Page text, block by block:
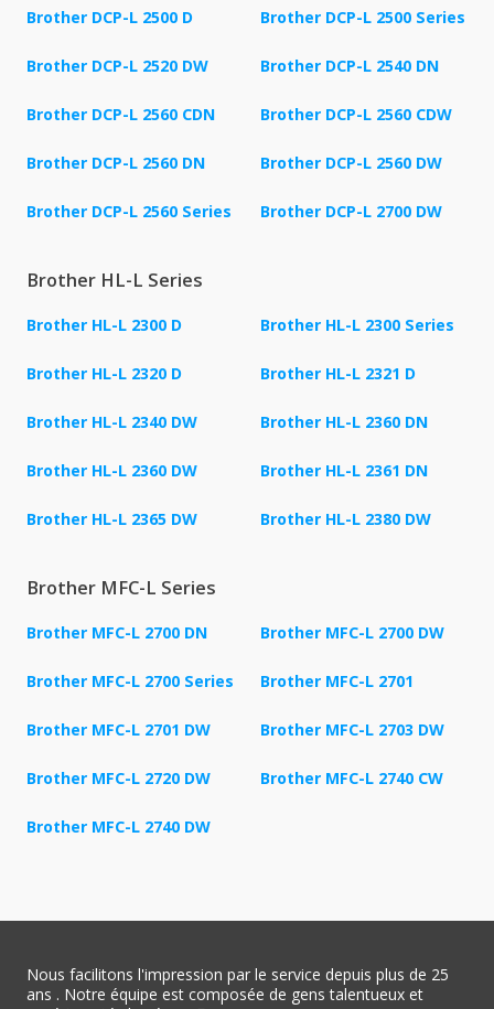
Brother DCP-L 2500 D Brother DCP-L 2500 Series
Brother DCP-L 2520 DW Brother DCP-L 2540 DN
Brother DCP-L 2560 CDN Brother DCP-L 2560 CDW
Brother DCP-L 2560 DN Brother DCP-L 2560 DW
Brother DCP-L 2560 Series Brother DCP-L 2700 DW
Brother HL-L Series
Brother HL-L 2300 D Brother HL-L 2300 Series
Brother HL-L 2320 D Brother HL-L 2321 D
Brother HL-L 2340 DW Brother HL-L 2360 DN
Brother HL-L 2360 DW Brother HL-L 2361 DN
Brother HL-L 2365 DW Brother HL-L 2380 DW
Brother MFC-L Series
Brother MFC-L 2700 DN Brother MFC-L 2700 DW
Brother MFC-L 2700 Series Brother MFC-L 2701
Brother MFC-L 2701 DW Brother MFC-L 2703 DW
Brother MFC-L 2720 DW Brother MFC-L 2740 CW
Brother MFC-L 2740 DW
Nous facilitons l'impression par le service depuis plus de 25
ans . Notre équipe est composée de gens talentueux et